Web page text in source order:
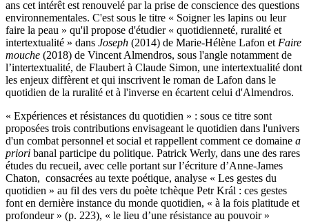
ans cet intérêt est renouvelé par la prise de conscience des questions
environnementales. C'est sous le titre « Soigner les lapins ou leur
faire la peau » qu'il propose d'étudier « quotidienneté, ruralité et
intertextualité » dans Joseph (2014) de Marie-Hélène Lafon et Faire
mouche (2018) de Vincent Almendros, sous l'angle notamment de
l’intertextualité, de Flaubert à Claude Simon, une intertextualité dont
les enjeux diffèrent et qui inscrivent le roman de Lafon dans le
quotidien de la ruralité et à l'inverse en écartent celui d'Almendros.
« Expériences et résistances du quotidien » : sous ce titre sont
proposées trois contributions envisageant le quotidien dans l'univers
d'un combat personnel et social et rappellent comment ce domaine a
priori banal participe du politique. Patrick Werly, dans une des rares
études du recueil, avec celle portant sur l’écriture d’Anne-James
Chaton, consacrées au texte poétique, analyse « Les gestes du
quotidien » au fil des vers du poète tchèque Petr Král : ces gestes
font en dernière instance du monde quotidien, « à la fois platitude et
profondeur » (p. 223), « le lieu d’une résistance au pouvoir »